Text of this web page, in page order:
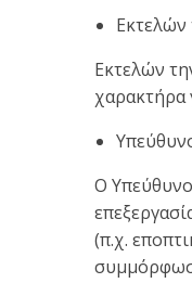
Εκτελών
Εκτελών
χαρακτήρα
O
(π.χ.